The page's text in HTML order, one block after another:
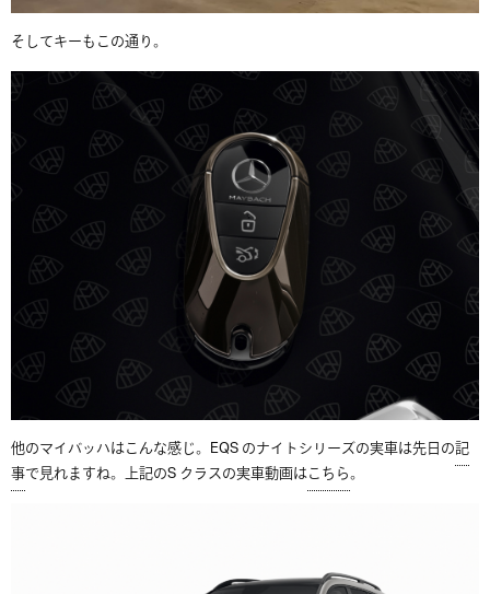
そしてキーもこの通り。
他のマイバッハはこんな感じ。EQS のナイトシリーズの実車は先日の記
事で見れますね。上記のS クラスの実車動画はこちら。